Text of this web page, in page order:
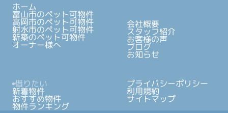
ホーム
富山市のペット可物件
高岡市のペット可物件
射水市のペット可物件
新築のペット可物件
オーナー様へ
会社概要
スタッフ紹介
お客様の声
ブログ
お知らせ
借りたい
新着物件
おすすめ物件
物件ランキング
プライバシーポリシー
利用規約
サイトマップ